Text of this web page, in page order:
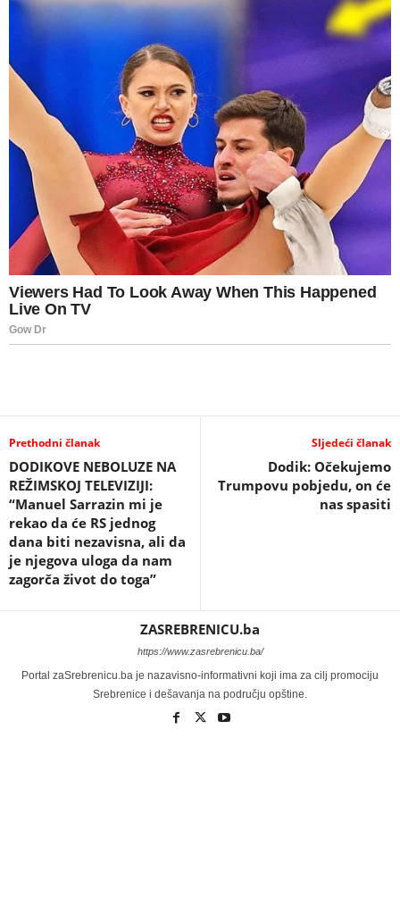
Prethodni članak
DODIKOVE NEBOLUZE NA
REŽIMSKOJ TELEVIZIJI:
“Manuel Sarrazin mi je
rekao da će RS jednog
dana biti nezavisna, ali da
je njegova uloga da nam
zagorča život do toga”
Sljedeći članak
Dodik: Očekujemo
Trumpovu pobjedu, on će
nas spasiti
ZASREBRENICU.ba
https://www.zasrebrenicu.ba/
Portal zaSrebrenicu.ba je nazavisno-informativni koji ima za cilj promociju
Srebrenice i dešavanja na području opštine.